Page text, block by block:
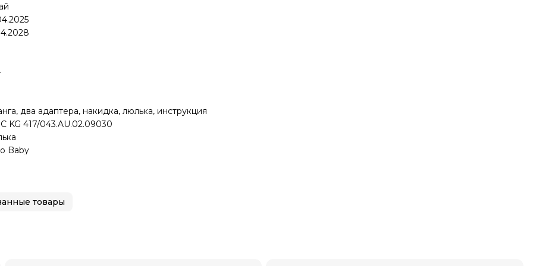
два адаптера, накидка, люлька, инструкция
KG 417/043.AU.02.09030
Baby
товары